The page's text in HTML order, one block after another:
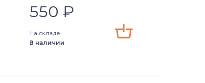
550 ₽
На складе
В наличии